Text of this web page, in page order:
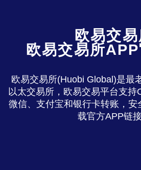
欧易交
欧易交易所
欧易交易所(Huobi Global)是最
以太交易所，欧易交易平台支持
微信、支付宝和银行卡转账，
载官方APP链接